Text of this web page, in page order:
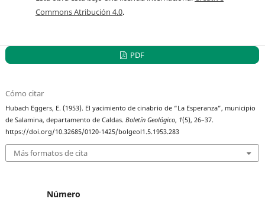
Commons Atribución 4.0.
PDF
Cómo citar
Hubach Eggers, E. (1953). El yacimiento de cinabrio de “La Esperanza”, municipio
de Salamina, departamento de Caldas.Boletín Geológico, 1(5), 26–37.
https://doi.org/10.32685/0120-1425/bolgeol1.5.1953.283
Más formatos de cita
Número